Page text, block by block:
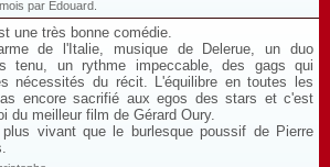
par Edouard.
une très bonne comédie.
de l'Italie, musique de Delerue, un duo
tenu, un rythme impeccable, des gags qui
nécessités du récit. L'équilibre en toutes les
encore sacrifié aux egos des stars et c'est
du meilleur film de Gérard Oury.
vivant que le burlesque poussif de Pierre